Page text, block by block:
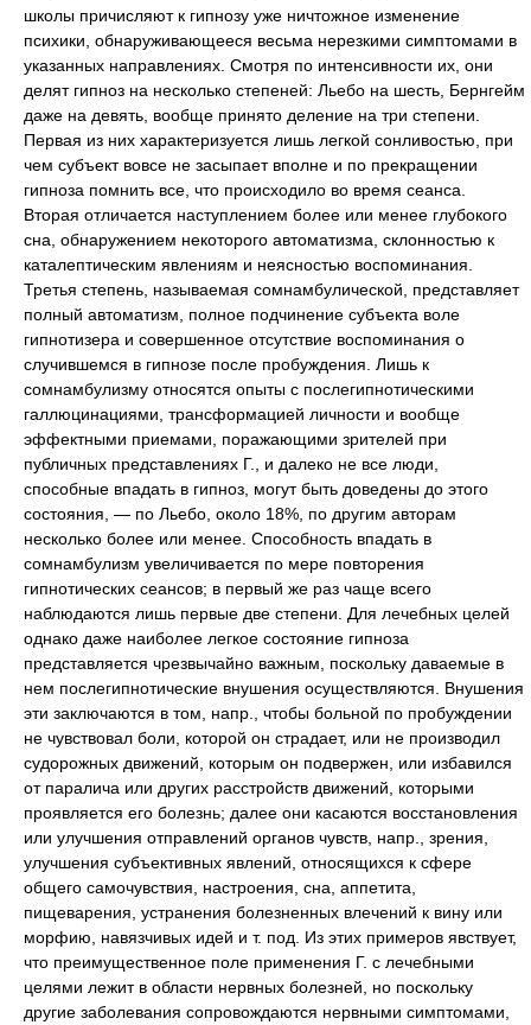
школы причисляют к гипнозу уже ничтожное изменение
психики, обнаруживающееся весьма нерезкими симптомами в
указанных направлениях. Смотря по интенсивности их, они
делят гипноз на несколько степеней: Льебо на шесть, Бернгейм
даже на девять, вообще принято деление на три степени.
Первая из них характеризуется лишь легкой сонливостью, при
чем субъект вовсе не засыпает вполне и по прекращении
гипноза помнить все, что происходило во время сеанса.
Вторая отличается наступлением более или менее глубокого
сна, обнаружением некоторого автоматизма, склонностью к
каталептическим явлениям и неясностью воспоминания.
Третья степень, называемая сомнамбулической, представляет
полный автоматизм, полное подчинение субъекта воле
гипнотизера и совершенное отсутствие воспоминания о
случившемся в гипнозе после пробуждения. Лишь к
сомнамбулизму относятся опыты с послегипнотическими
галлюцинациями, трансформацией личности и вообще
эффектными приемами, поражающими зрителей при
публичных представлениях Г., и далеко не все люди,
способные впадать в гипноз, могут быть доведены до этого
состояния, — по Льебо, около 18%, по другим авторам
несколько более или менее. Способность впадать в
сомнамбулизм увеличивается по мере повторения
гипнотических сеансов; в первый же раз чаще всего
наблюдаются лишь первые две степени. Для лечебных целей
однако даже наиболее легкое состояние гипноза
представляется чрезвычайно важным, поскольку даваемые в
нем послегипнотические внушения осуществляются. Внушения
эти заключаются в том, напр., чтобы больной по пробуждении
не чувствовал боли, которой он страдает, или не производил
судорожных движений, которым он подвержен, или избавился
от паралича или других расстройств движений, которыми
проявляется его болезнь; далее они касаются восстановления
или улучшения отправлений органов чувств, напр., зрения,
улучшения субъективных явлений, относящихся к сфере
общего самочувствия, настроения, сна, аппетита,
пищеварения, устранения болезненных влечений к вину или
морфию, навязчивых идей и т. под. Из этих примеров явствует,
что преимущественное поле применения Г. с лечебными
целями лежит в области нервных болезней, но поскольку
другие заболевания сопровождаются нервными симптомами,